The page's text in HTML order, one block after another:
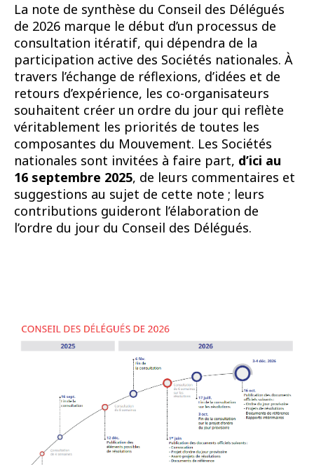
La note de synthèse du Conseil des Délégués
de 2026 marque le début d’un processus de
consultation itératif, qui dépendra de la
participation active des Sociétés nationales. À
travers l’échange de réflexions, d’idées et de
retours d’expérience, les co-organisateurs
souhaitent créer un ordre du jour qui reflète
véritablement les priorités de toutes les
composantes du Mouvement. Les Sociétés
nationales sont invitées à faire part, d’ici au
16 septembre 2025, de leurs commentaires et
suggestions au sujet de cette note ; leurs
contributions guideront l’élaboration de
l’ordre du jour du Conseil des Délégués.